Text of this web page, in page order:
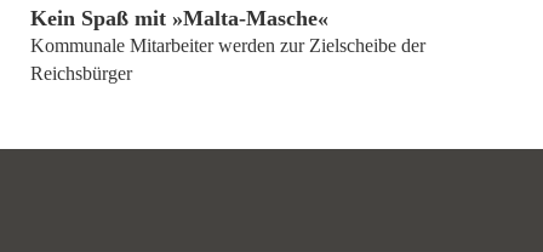
Kein Spaß mit »Malta-Masche«
Kommunale Mitarbeiter werden zur Zielscheibe der
Reichsbürger